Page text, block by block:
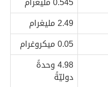
2.49 مليغرام
0.05 ميكروغرام
4.98 وحدةً
دوليّةً